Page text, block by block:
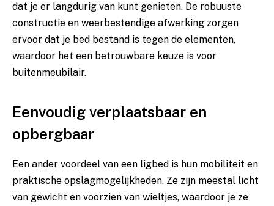
dat je er langdurig van kunt genieten. De robuuste
constructie en weerbestendige afwerking zorgen
ervoor dat je bed bestand is tegen de elementen,
waardoor het een betrouwbare keuze is voor
buitenmeubilair.
Eenvoudig verplaatsbaar en
opbergbaar
Een ander voordeel van een ligbed is hun mobiliteit en
praktische opslagmogelijkheden. Ze zijn meestal licht
van gewicht en voorzien van wieltjes, waardoor je ze